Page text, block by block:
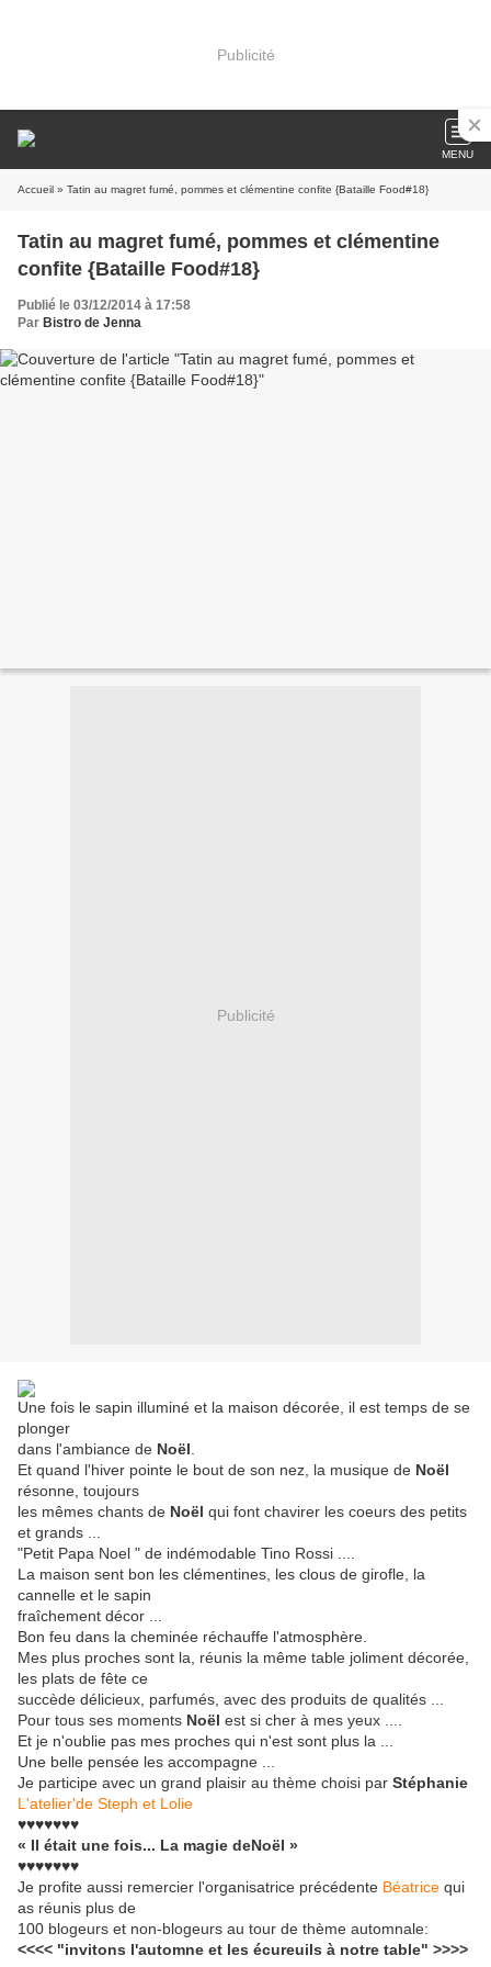
Publicité
MENU
Accueil » Tatin au magret fumé, pommes et clémentine confite {Bataille Food#18}
Tatin au magret fumé, pommes et clémentine
confite {Bataille Food#18}
Publié le 03/12/2014 à 17:58
Par Bistro de Jenna
Publicité
Une fois le sapin illuminé et la maison décorée, il est temps de se
plonger
dans l'ambiance de Noël
Et quand l'hiver pointe le bout de son nez, la musique de Noël
résonne, toujours
les mêmes chants de Noël qui font chavirer les coeurs des petits
et grands ...
"Petit Papa Noel " de indémodable Tino Rossi ....
La maison sent bon les clémentines, les clous de girofle, la
cannelle et le sapin
fraîchement décor ...
Bon feu dans la cheminée réchauffe l'atmosphère.
Mes plus proches sont la, réunis la même table joliment décorée,
les plats de fête ce
succède délicieux, parfumés, avec des produits de qualités ...
Pour tous ses moments Noël est si cher à mes yeux ....
Et je n'oublie pas mes proches qui n'est sont plus la ...
Une belle pensée les accompagne ...
Je participe avec un grand plaisir au thème choisi par Stéphanie
L'atelier'de Steph et Lolie
♥♥♥♥♥♥♥
« Il était une fois... La magie deNoël »
♥♥♥♥♥♥♥
Je profite aussi remercier l'organisatrice précédente Béatrice qui
as réunis plus de
100 blogeurs et non-blogeurs au tour de thème automnale:
<<<< "invitons l'automne et les écureuils à notre table" >>>>